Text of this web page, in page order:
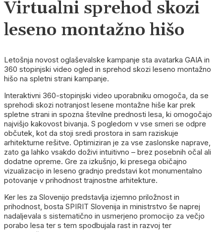
Virtualni sprehod skozi
leseno montažno hišo
Letošnja novost oglaševalske kampanje sta avatarka GAIA in
360 stopinjski video ogled in sprehod skozi leseno montažno
hišo na spletni strani kampanje.
Interaktivni 360-stopinjski video uporabniku omogoča, da se
sprehodi skozi notranjost lesene montažne hiše kar prek
spletne strani in spozna številne prednosti lesa, ki omogočajo
najvišjo kakovost bivanja. S pogledom v vse smeri se odpre
občutek, kot da stoji sredi prostora in sam raziskuje
arhitekturne rešitve. Optimiziran je za vse zaslonske naprave,
zato ga lahko vsakdo doživi intuitivno – brez posebnih očal ali
dodatne opreme. Gre za izkušnjo, ki presega običajno
vizualizacijo in leseno gradnjo predstavi kot monumentalno
potovanje v prihodnost trajnostne arhitekture.
Ker les za Slovenijo predstavlja izjemno priložnost in
prihodnost, bosta SPIRIT Slovenija in ministrstvo še naprej
nadaljevala s sistematično in usmerjeno promocijo za večjo
porabo lesa ter s tem spodbujala rast in razvoj ter